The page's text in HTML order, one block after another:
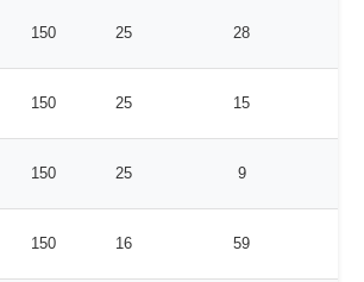
150 25 28
150 25 15
150 25 9
150 16 59